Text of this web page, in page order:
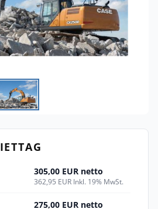
305,00 EUR netto
362,95 EUR Inkl. 19% MwSt.
275,00 EUR netto